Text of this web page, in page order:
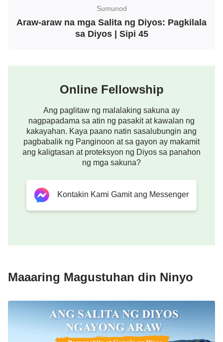
umiyak, na inaasahan ng mga tao na gagawin niya.
pagmamahal para sa kanyang pamilya. Ito ang
tao kay Job. Mas nakakagulo sa isip nila ang asal
niya matapos nito: “Pinunit ang kanyang balabal” ay
ipinaliwanag ng mga tao bilang kawalan niya ng
galang sa Diyos, at ang “inahitan ang kanyang ulo”
niya sa Diyos. Bukod sa mga salita ni Job na “Si
Jehova ang nagbigay, at si Jehova ang nag-alis;
Diyos, at sa gayon, ang pagsusuri kay Job ng
pagkakaunawa, maling pagkakaintindi, pag-
teorya lamang. Wala sa kanila ang tunay na
nakakaintindi at nakakapagpahalaga sa mga
na si Jehova na si Job ay isang perpekto
Sumunod
Araw-araw na mga Salita ng Diyos: Pagkilala
sa Diyos | Sipi 45
Online Fellowship
Ang paglitaw ng malalaking sakuna ay
nagpapadama sa atin ng pasakit at kawalan ng
kakayahan. Kaya paano natin sasalubungin ang
pagbabalik ng Panginoon at sa gayon ay makamit
ang kaligtasan at proteksyon ng Diyos sa panahon
ng mga sakuna?
Kontakin Kami Gamit ang Messenger
Maaaring Magustuhan din Ninyo